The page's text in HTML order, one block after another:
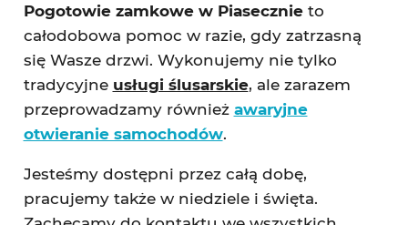
Pogotowie zamkowe w Piasecznie to
całodobowa pomoc w razie, gdy zatrzasną
się Wasze drzwi. Wykonujemy nie tylko
tradycyjne usługi ślusarskie, ale zarazem
przeprowadzamy również awaryjne
otwieranie samochodów.
Jesteśmy dostępni przez całą dobę,
pracujemy także w niedziele i święta.